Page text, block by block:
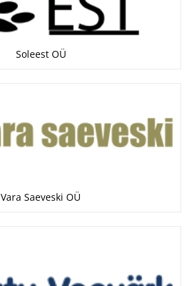
Soleest OÜ
Vara Saeveski OÜ